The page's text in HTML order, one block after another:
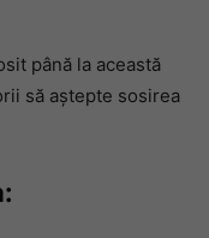
până la această
să aștepte sosirea